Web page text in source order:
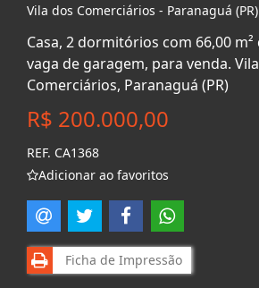
Vila dos Comerciários - Paranaguá (PR)
Casa, 2 dormitórios com 66,00 m²
vaga de garagem, para venda.
Comerciários, Paranaguá (PR)
R$ 200.000,00
REF. CA1368
Adicionar ao favoritos
Ficha de Impressão